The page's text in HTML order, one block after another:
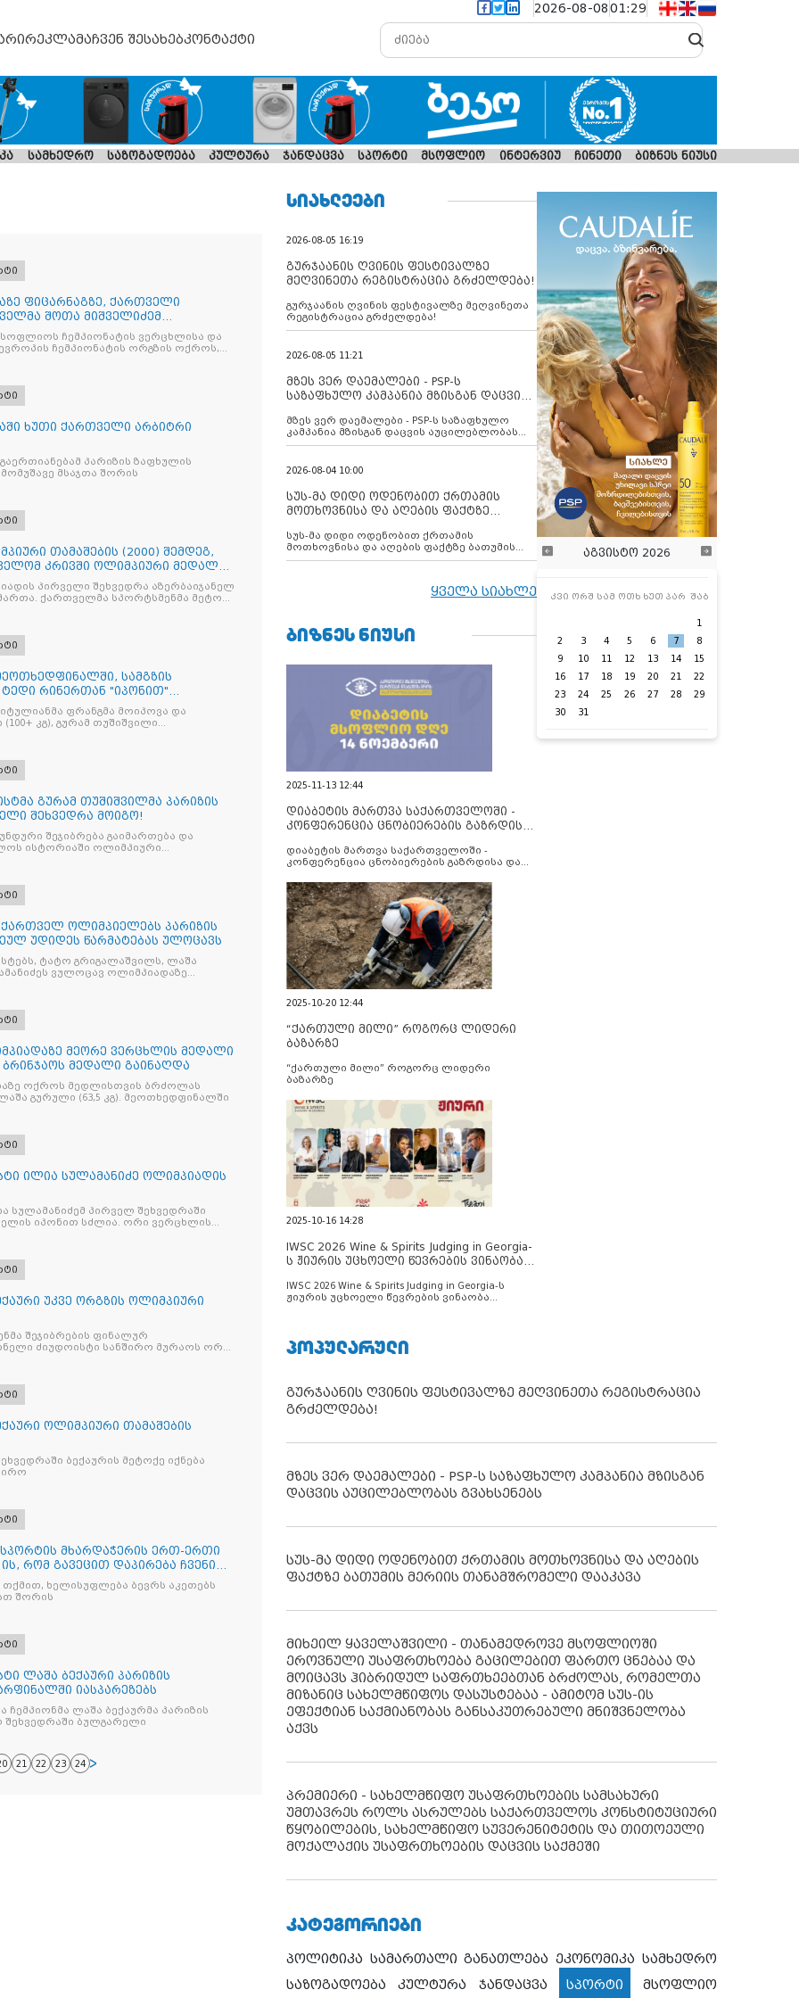
2026-08-0801:29
რეკლამაჩვენ შესახებკონტაქტი
სამხედრო საზოგადოება კულტურა ჯანდაცვა სპორტი მსოფლიო ინტერვიუ ჩინეთი ბიზნეს ნიუსი
ფიცარნაგზე, ქართველი
შოთა მიშველიძემ
ჩემპიონატის ვერცხლისა და
ჩემპიონატის ორგზის ოქროს,
ხუთი ქართველი არბიტრი
პარიზის ზაფხულის
მსაჯთა შორის
თამაშების (2000) შემდეგ,
კრივში ოლიმპიური მედალი
პირველი შეხვედრა აზერბაიჯანელ
ქართველმა სპორტსმენმა მეტოქე
სამგზის
რინერთან "იპონით"
ფრანგმა მოიპოვა და
კგ), გურამ თუშიშვილი
გურამ თუშიშვილმა პარიზის
შეხვედრა მოიგო!
შეჯიბრება გაიმართება და
ისტორიაში ოლიმპიური
ქართველ ოლიმპიელებს პარიზის
უდიდეს წარმატებას ულოცავს
ტატო გრიგალაშვილს, ლაშა
ვულოცავ ოლიმპიადაზე
მეორე ვერცხლის მედალი
ბრინჯაოს მედალი გაინაღდა
ოქროს მედლისთვის ბრძოლას
გურული (63,5 კგ). მეოთხედფინალში
ილია სულამანიძე ოლიმპიადის
სულამანიძემ პირველ შეხვედრაში
იპონით სძლია. ორი ვერცხლის
უკვე ორგზის ოლიმპიური
შეჯიბრების ფინალურ
ძიუდოისტი სანშირო მურაოს ორი
ოლიმპიური თამაშების
ბექაურის მეტოქე იქნება
მხარდაჭერის ერთ-ერთი
რომ გავეცით დაპირება ჩვენი
დაკავშირებით,
დაწესებული პარალიმპიურ
ხელისუფლება ბევრს აკეთებს
შორის
ლაშა ბექაური პარიზის
იასპარეზებს
ჩემპიონმა ლაშა ბექაურმა პარიზის
შეხვედრაში ბულგარელი
21 22 23 24
ᲡᲘᲐᲮᲚᲔᲔᲑᲘ
2026-08-05 16:19
გურჯაანის ღვინის ფესტივალზე
მეღვინეთა რეგისტრაცია გრძელდება!
გურჯაანის ღვინის ფესტივალზე მეღვინეთა
რეგისტრაცია გრძელდება!
2026-08-05 11:21
მზეს ვერ დაემალები - PSP-ს
საზაფხულო კამპანია მზისგან დაცვის
მზეს ვერ დაემალები - PSP-ს საზაფხულო
კამპანია მზისგან დაცვის აუცილებლობას
გვახსენებს
2026-08-04 10:00
სუს-მა დიდი ოდენობით ქრთამის
მოთხოვნისა და აღების ფაქტზე
დააკავა
სუს-მა დიდი ოდენობით ქრთამის
მოთხოვნისა და აღების ფაქტზე ბათუმის
მერიის თანამშრომელი დააკავა
ყველა სიახლე
ᲑᲘᲖᲜᲔᲡ ᲜᲘᲣᲡᲘ
2025-11-13 12:44
დიაბეტის მართვა საქართველოში -
კონფერენცია ცნობიერების გაზრდისა
დიაბეტის მართვა საქართველოში -
კონფერენცია ცნობიერების გაზრდისა და
2025-10-20 12:44
“ქართული მილი” როგორც ლიდერი
ბაზარზე
“ქართული მილი” როგორც ლიდერი
ბაზარზე
2025-10-16 14:28
IWSC 2026 Wine & Spirits Judging in Georgia-
ს ჟიურის უცხოელი წევრების ვინაობა
IWSC 2026 Wine & Spirits Judging in Georgia-ს
ჟიურის უცხოელი წევრების ვინაობა
აგვისტო 2026
კვი ორშ სამ ოთხ ხუთ პარ შაბ
1
2
3 4 5 6 7
8
9
10 11 12 13 14
15
16
17 18 19 20 21
22
23
24 25 26 27 28
29
30
31
ᲞᲝᲞᲣᲚᲐᲠᲣᲚᲘ
გურჯაანის ღვინის ფესტივალზე მეღვინეთა რეგისტრაცია
გრძელდება!
მზეს ვერ დაემალები - PSP-ს საზაფხულო კამპანია მზისგან
დაცვის აუცილებლობას გვახსენებს
სუს-მა დიდი ოდენობით ქრთამის მოთხოვნისა და აღების
ფაქტზე ბათუმის მერიის თანამშრომელი დააკავა
მიხეილ ყაველაშვილი - თანამედროვე მსოფლიოში
ეროვნული უსაფრთხოება გაცილებით ფართო ცნებაა და
მოიცავს ჰიბრიდულ საფრთხეებთან ბრძოლას, რომელთა
მიზანიც სახელმწიფოს დასუსტებაა - ამიტომ სუს-ის
ეფექტიან საქმიანობას განსაკუთრებული მნიშვნელობა
აქვს
პრემიერი - სახელმწიფო უსაფრთხოების სამსახური
უმთავრეს როლს ასრულებს საქართველოს კონსტიტუციური
წყობილების, სახელმწიფო სუვერენიტეტის და თითოეული
მოქალაქის უსაფრთხოების დაცვის საქმეში
ᲙᲐᲢᲔᲒᲝᲠᲘᲔᲑᲘ
პოლიტიკა სამართალი განათლება ეკონომიკა სამხედრო
საზოგადოება
კულტურა ჯანდაცვა სპორტი მსოფლიო